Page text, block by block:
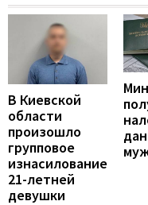
В Киевской
области
произошло
групповое
изнасилование
21-летней
девушки